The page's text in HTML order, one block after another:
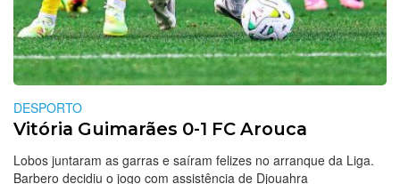
DESPORTO
Vitória Guimarães 0-1 FC Arouca
Lobos juntaram as garras e saíram felizes no arranque da Liga.
Barbero decidiu o jogo com assistência de Djouahra